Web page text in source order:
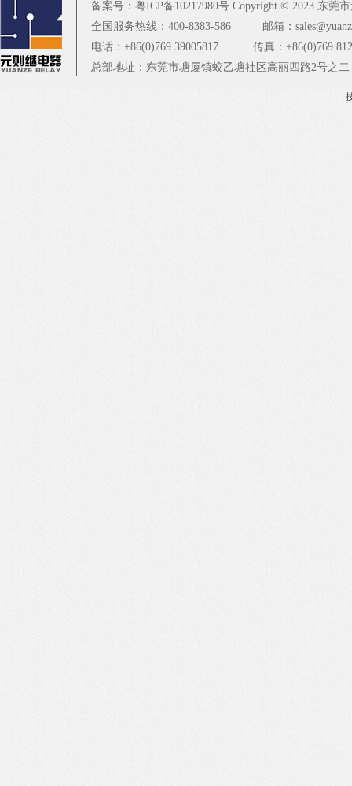
备案号： 粤ICP备10217980号 Copyright © 2023 东莞
全国服务热线：400-8383-586
邮箱：
电话：+86(0)769 39005817
传真：+86(0)769
总部地址：东莞市塘厦镇蛟乙塘社区高丽四路2号之二